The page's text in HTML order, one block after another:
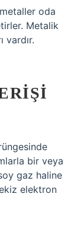
oda
Metalik
vardır.
bir veya
gaz haline
elektron